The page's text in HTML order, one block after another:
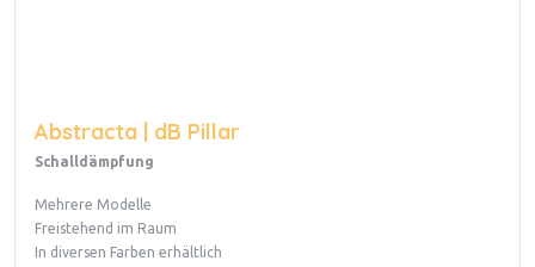
Abstracta | dB Pillar
Schalldämpfung
Mehrere Modelle
Freistehend im Raum
In diversen Farben erhältlich